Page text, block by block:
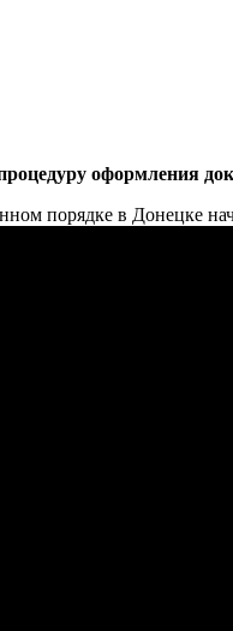
оформления
порядке в Донецке